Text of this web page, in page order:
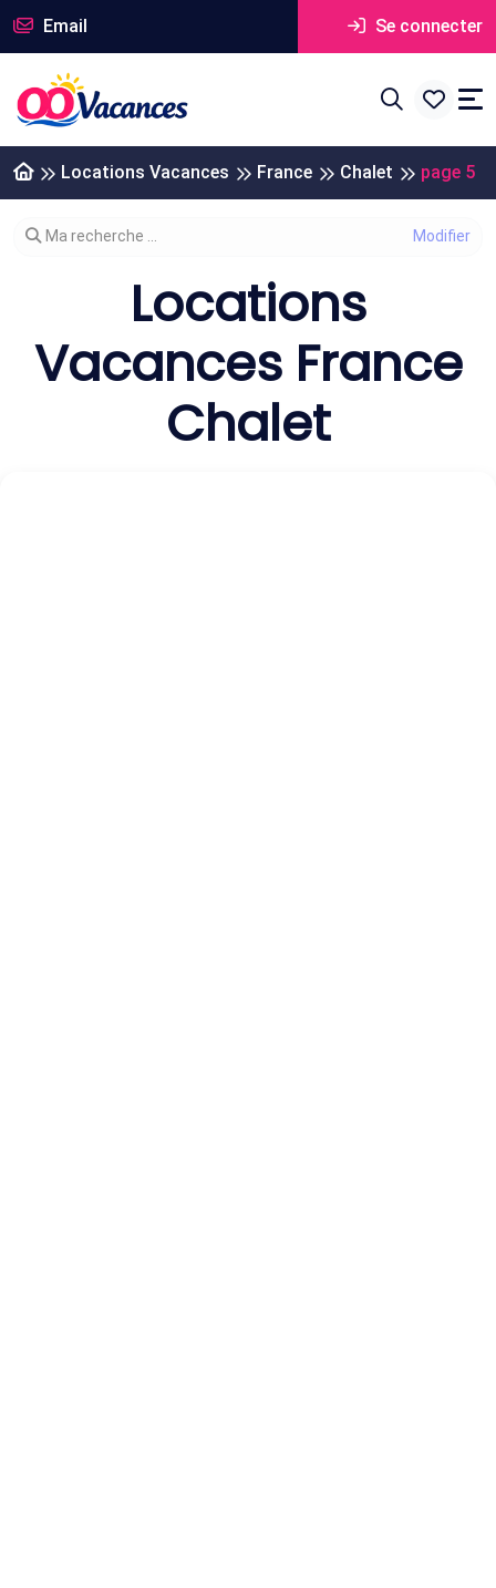
Email Se connecter
Locations Vacances France Chalet page 5
Modifier votre recherche
Ma recherche ...
Locations
Vacances France
Chalet